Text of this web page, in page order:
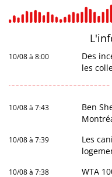
10/08 à 8:00
Des
les
10/08 à 7:43
Ben
10/08 à 7:39
Les
10/08 à 7:38
WTA